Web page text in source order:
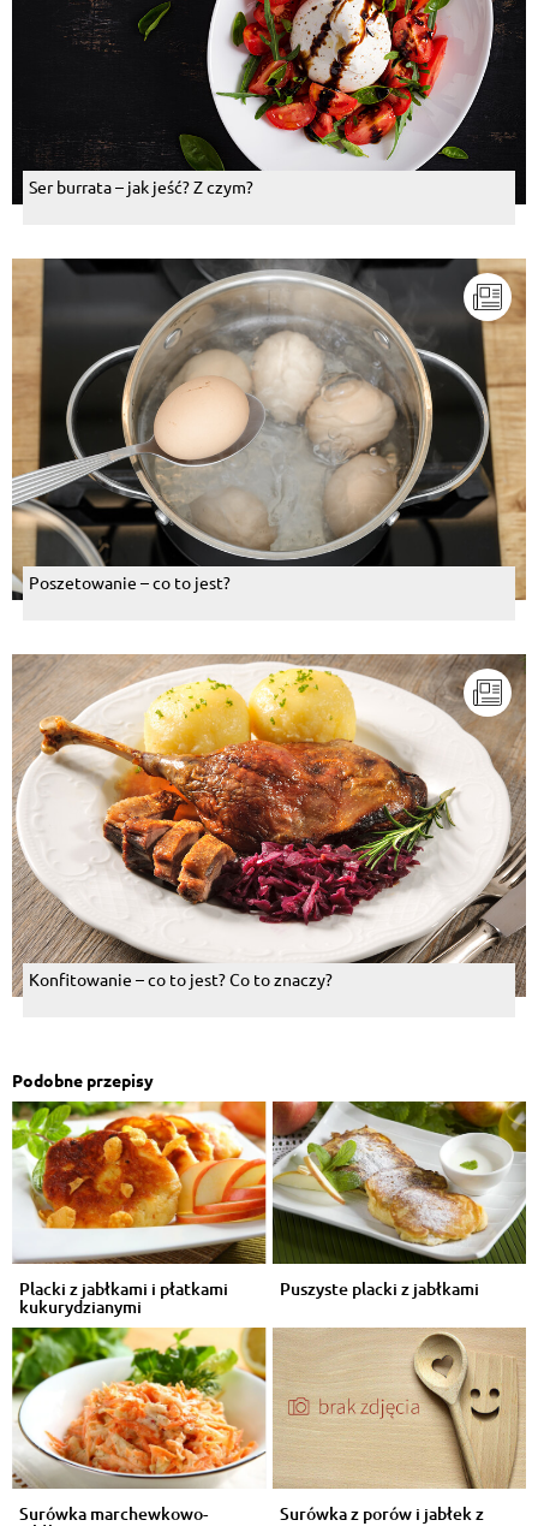
Ser burrata – jak jeść? Z czym?
Poszetowanie – co to jest?
Konfitowanie – co to jest? Co to znaczy?
Podobne przepisy
Placki z jabłkami i płatkami
kukurydzianymi
Puszyste placki z jabłkami
Surówka marchewkowo- Surówka z porów i jabłek z